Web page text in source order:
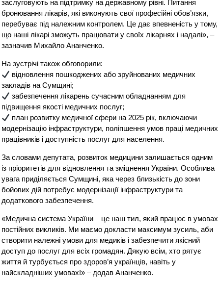
заслуговують на підтримку на державному рівні. Питання
бронювання лікарів, які виконують свої професійні обов’язки,
перебуває під належним контролем. Це дає впевненість у тому,
що наші лікарі зможуть працювати у своїх лікарнях і надалі», –
зазначив Михайло Ананченко.
На зустрічі також обговорили:
відновлення пошкоджених або зруйнованих медичних
закладів на Сумщині;
забезпечення лікарень сучасним обладнанням для
підвищення якості медичних послуг;
план розвитку медичної сфери на 2025 рік, включаючи
модернізацію інфраструктури, поліпшення умов праці медичних
працівників і доступність послуг для населення.
За словами депутата, розвиток медицини залишається одним
із пріоритетів для відновлення та зміцнення України. Особлива
увага приділяється Сумщині, яка через близькість до зони
бойових дій потребує модернізації інфраструктури та
додаткового забезпечення.
«Медична система України – це наш тил, який працює в умовах
постійних викликів. Ми маємо докласти максимум зусиль, аби
створити належні умови для медиків і забезпечити якісний
доступ до послуг для всіх громадян. Дякую всім, хто рятує
життя й турбується про здоров’я українців, навіть у
найскладніших умовах!» – додав Ананченко.